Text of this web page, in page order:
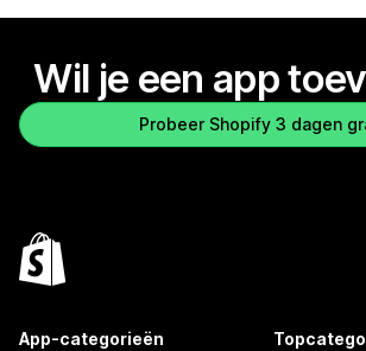
Wil je een app
Probeer Shopify 3 dagen
App-categorieën